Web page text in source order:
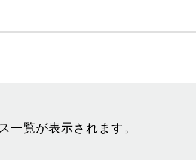
一覧が表示されます。